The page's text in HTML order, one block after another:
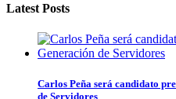
Latest Posts
Carlos Peña será candidato
de Servidores